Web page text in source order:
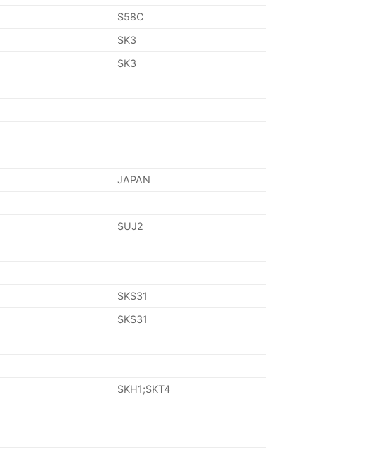
S58C
SK3
SK3
JAPAN
SUJ2
SKS31
SKS31
SKH1;SKT4